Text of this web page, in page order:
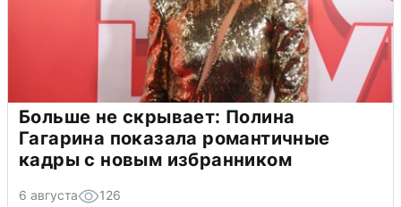
Больше не скрывает: Полина
Гагарина показала романтичные
кадры с новым избранником
6 августа 126